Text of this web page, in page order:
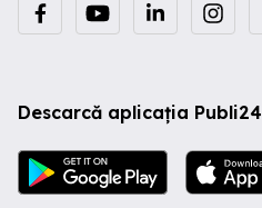
Descarcă aplicația Publi24